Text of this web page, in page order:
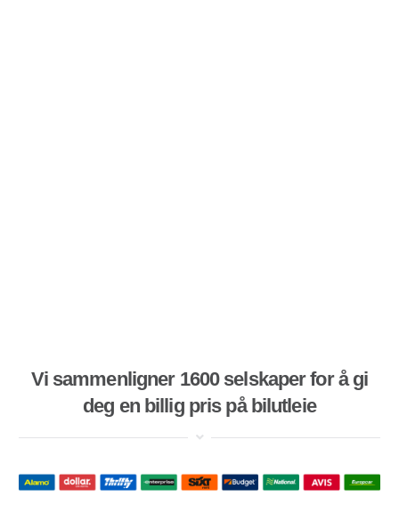
Vi sammenligner 1600 selskaper for å gi
deg en billig pris på bilutleie